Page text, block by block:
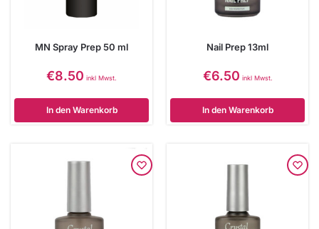
MN Spray Prep 50 ml
€8.50 inkl Mwst.
In den Warenkorb
Nail Prep 13ml
€6.50 inkl Mwst.
In den Warenkorb